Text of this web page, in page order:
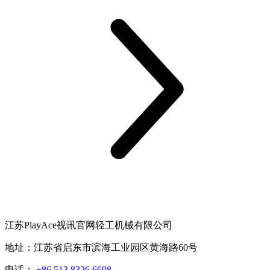
江苏PlayAce视讯官网轻工机械有限公司
地址：江苏省启东市滨海工业园区黄海路60号